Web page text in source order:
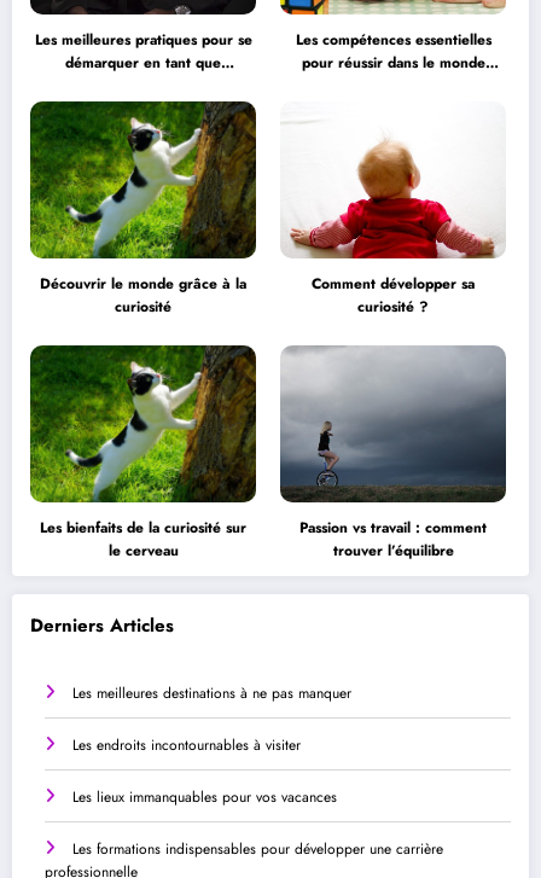
Les meilleures pratiques pour se
démarquer en tant que
Les compétences essentielles
pour réussir dans le monde
Découvrir le monde grâce à la
curiosité
Comment développer sa
curiosité ?
Les bienfaits de la curiosité sur
le cerveau
Passion vs travail : comment
trouver l’équilibre
Derniers Articles
Les meilleures destinations à ne pas manquer
Les endroits incontournables à visiter
Les lieux immanquables pour vos vacances
Les formations indispensables pour développer une carrière
professionnelle